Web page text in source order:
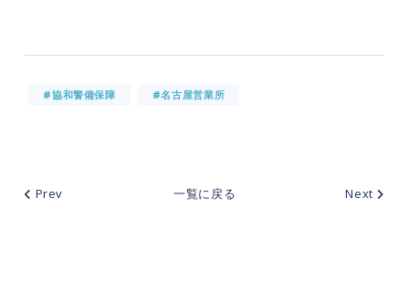
#協和警備保障 #名古屋営業所
Prev 一覧に戻る Next